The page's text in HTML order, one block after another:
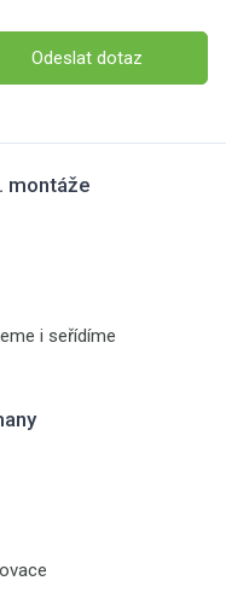
Odeslat dotaz
montáže
i seřídíme